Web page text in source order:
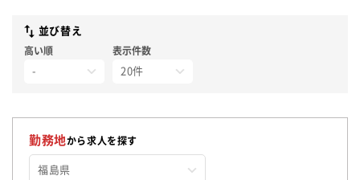
並び替え
高い順 表示件数
勤務地から求人を探す